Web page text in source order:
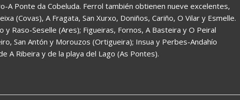
A Ponte da Cobeluda. Ferrol también obtienen nueve excelentes,
(Covas), A Fragata, San Xurxo, Doniños, Cariño, O Vilar y Esmelle.
y Raso-Seselle (Ares); Figueiras, Fornos, A Basteira y O Peiral
San Antón y Morouzos (Ortigueira); Insua y Perbes-Andahío
A Ribeira y de la playa del Lago (As Pontes).